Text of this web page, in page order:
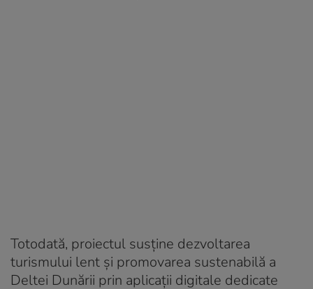
Totodată, proiectul susține dezvoltarea
turismului lent și promovarea sustenabilă a
Deltei Dunării prin aplicații digitale dedicate